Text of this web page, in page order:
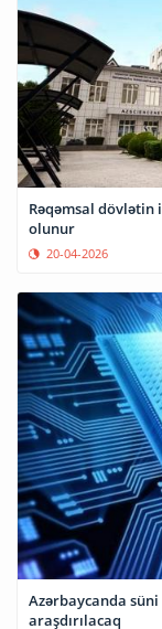
Rəqəmsal dövlətin
olunur
20-04-2026
Azərbaycanda
araşdırılacaq